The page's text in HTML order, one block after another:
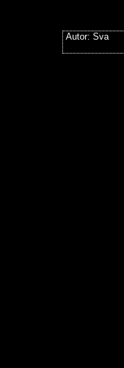
Autor: Sva